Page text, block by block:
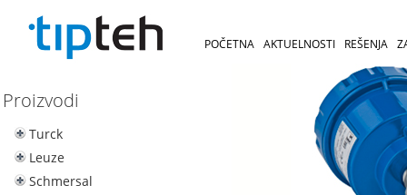
POČETNA AKTUELNOSTI REŠENJA
Proizvodi
Turck
Leuze
Schmersal